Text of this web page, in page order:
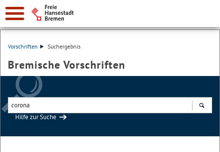
Vorschriften Suchergebnis
Bremische Vorschriften
Hilfe zur Suche